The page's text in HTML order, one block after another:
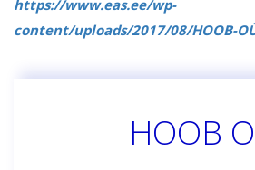
https://www.eas.ee/wp-
content/uploads/2017/08/HOOB-
HOOB